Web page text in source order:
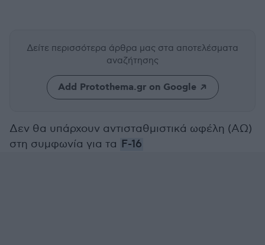
Δείτε περισσότερα άρθρα μας στα αποτελέσματα
αναζήτησης
Add Protothema.gr on Google
Δεν θα υπάρχουν αντισταθμιστικά ωφέλη (ΑΩ)
στη συμφωνία για τα F-16